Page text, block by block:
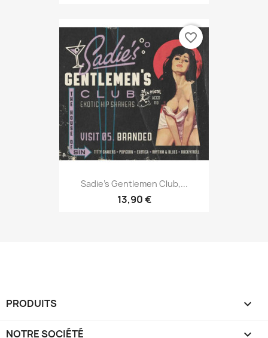
Sadie’s Gentlemen Club,...
13,90 €
favorite_border
PRODUITS 
NOTRE SOCIÉTÉ 